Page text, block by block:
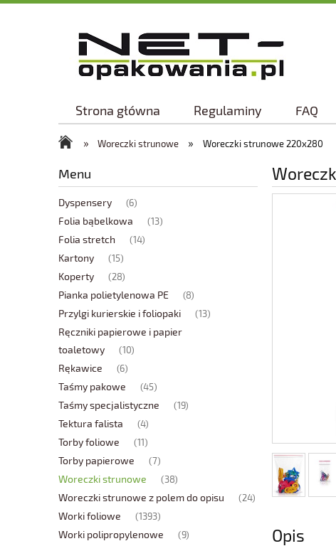
Strona główna Regulaminy FAQ
» Woreczki strunowe » Woreczki strunowe 220x280
Menu
Dyspensery (6)
Folia bąbelkowa (13)
Folia stretch (14)
Kartony (15)
Koperty (28)
Pianka polietylenowa PE (8)
Przylgi kurierskie i foliopaki (13)
Ręczniki papierowe i papier
toaletowy
(10)
Rękawice (6)
Taśmy pakowe (45)
Taśmy specjalistyczne (19)
Tektura falista (4)
Torby foliowe (11)
Torby papierowe (7)
Woreczki strunowe (38)
Woreczki strunowe z polem do opisu (24)
Worki foliowe (1393)
Worki polipropylenowe (9) Opis